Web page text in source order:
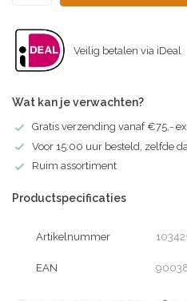
Veilig betalen via iDeal
Wat kan je verwachten?
Gratis verzending vanaf €75,-
Voor 15:00 uur besteld, zelfde
Ruim assortiment
Productspecificaties
Artikelnummer
EAN